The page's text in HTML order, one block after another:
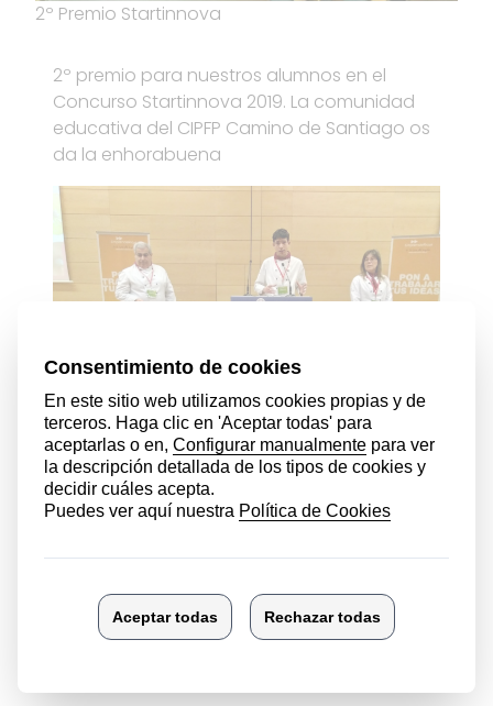
2º Premio Startinnova
2º premio para nuestros alumnos en el
Concurso Startinnova 2019. La comunidad
educativa del CIPFP Camino de Santiago os
da la enhorabuena
2º Premio Startinnova